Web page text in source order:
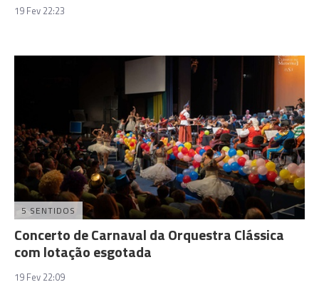
19 Fev 22:23
5 SENTIDOS
Concerto de Carnaval da Orquestra Clássica
com lotação esgotada
19 Fev 22:09